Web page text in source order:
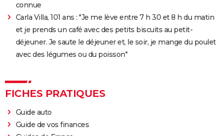
connue
Carla Villa, 101 ans : "Je me lève entre 7 h 30 et 8 h du matin
et je prends un café avec des petits biscuits au petit-
déjeuner. Je saute le déjeuner et, le soir, je mange du poulet
avec des légumes ou du poisson"
FICHES PRATIQUES
Guide auto
Guide de vos finances